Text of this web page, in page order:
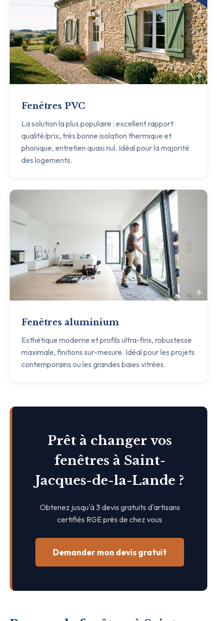
Fenêtres PVC
La solution la plus populaire : excellent rapport
qualité/prix, très bonne isolation thermique et
phonique, entretien quasi nul. Idéal pour la majorité
des logements.
Fenêtres aluminium
Esthétique moderne et profils ultra-fins, robustesse
maximale, finitions sur-mesure. Idéal pour les projets
contemporains ou les grandes baies vitrées.
Prêt à changer vos
fenêtres à Saint-
Jacques-de-la-Lande ?
Obtenez jusqu'à 3 devis gratuits d'artisans
certifiés RGE près de chez vous
Demander mon devis gratuit